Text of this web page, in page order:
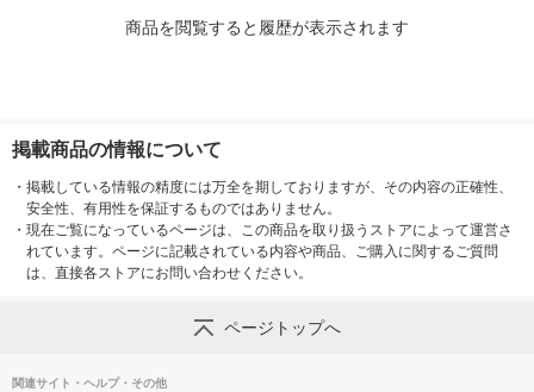
商品を閲覧すると履歴が表示されます
掲載商品の情報について
・ 掲載している情報の精度には万全を期しておりますが、その内容の正確性、
安全性、有用性を保証するものではありません。
・ 現在ご覧になっているページは、この商品を取り扱うストアによって運営さ
れています。ページに記載されている内容や商品、ご購入に関するご質問
は、直接各ストアにお問い合わせください。
ページトップへ
関連サイト・ヘルプ・その他